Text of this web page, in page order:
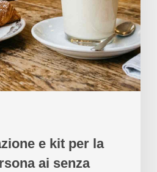
e kit per la
ai senza